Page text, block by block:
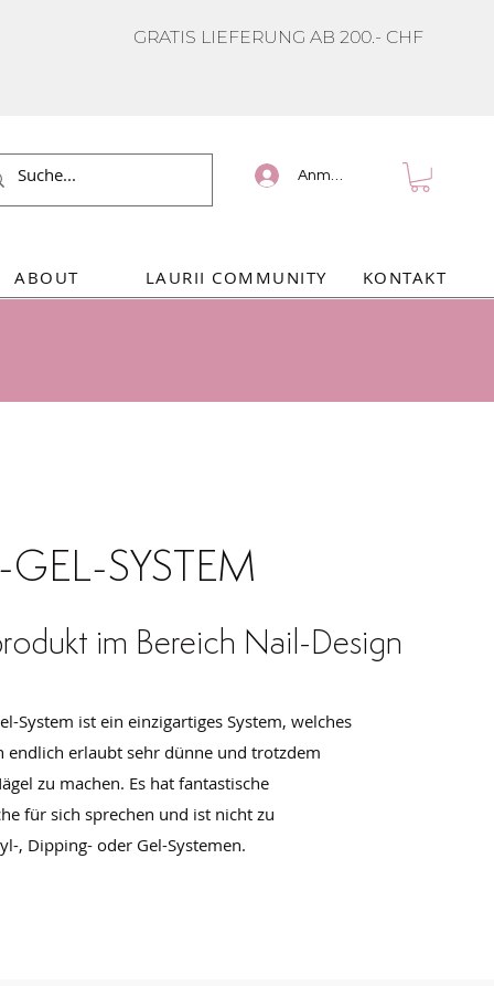
GRATIS LIEFERUNG AB 200.- CHF
Anmelden
GEL-SYSTEM
im Bereich Nail-Design
System ist ein einzigartiges System, welches
endlich erlaubt sehr dünne und trotzdem
zu machen. Es hat fantastische
für sich sprechen und ist nicht zu
, Dipping- oder Gel-Systemen.
ABOUT LAURII COMMUNITY KONTAKT